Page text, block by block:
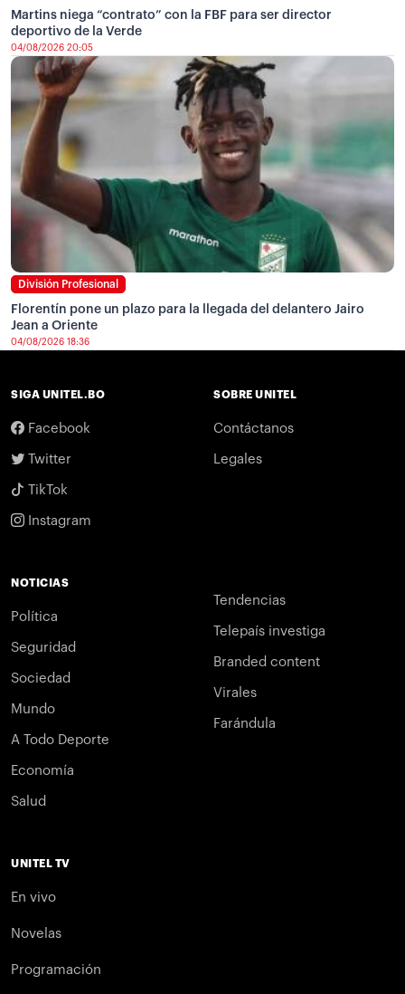
Martins niega “contrato” con la FBF para ser director
deportivo de la Verde
04/08/2026 20:05
División Profesional
Florentín pone un plazo para la llegada del delantero Jairo
Jean a Oriente
04/08/2026 18:36
SIGA UNITEL.BO
Facebook
Twitter
TikTok
Instagram
SOBRE UNITEL
Contáctanos
Legales
NOTICIAS
Política
Seguridad
Sociedad
Mundo
A Todo Deporte
Economía
Salud
Tendencias
Telepaís investiga
Branded content
Virales
Farándula
UNITEL TV
En vivo
Novelas
Programación